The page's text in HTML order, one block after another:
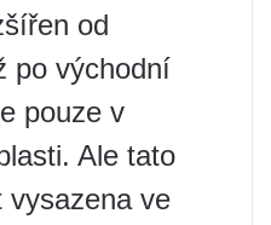
od
po východní
pouze v
Ale tato
vysazena ve